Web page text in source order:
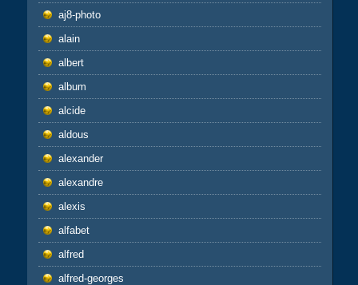
aj8-photo
alain
albert
album
alcide
aldous
alexander
alexandre
alexis
alfabet
alfred
alfred-georges